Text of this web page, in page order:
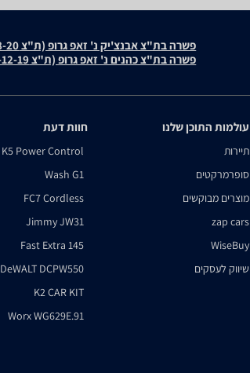
פשרה בת"צ אבנצ'יק נ' זאפ גרופ (ת"צ 23008-08-20)
פשרה בת"צ כהנים נ' זאפ גרופ (ת"צ 60371-12-19)
עולמות התוכן שלנו
תיירות
סופרמרקטים
מוצרים מבוקשים
zap cars
WiseBuy
שיווק לעסקים
חוות דעת
K5 Power Control
Wash G1
FC7 Cordless
Jimmy JW31
Fast Extra 145
DeWALT DCPW550
K2 CAR KIT
Worx WG629E.91